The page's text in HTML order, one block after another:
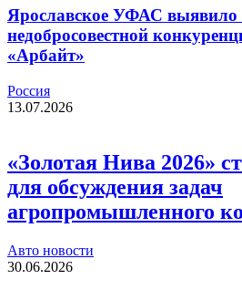
Ярославское УФАС выявило
недобросовестной
«Арбайт»
Россия
13.07.2026
«Золотая Нива 2026»
для обсуждения задач
агропромышленного
Авто новости
30.06.2026